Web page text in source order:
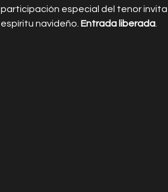
participación especial del tenor
espíritu navideño. Entrada liberada.